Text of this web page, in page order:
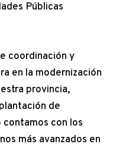
Públicas
coordinación y
en la modernización
provincia,
de
con los
más avanzados en